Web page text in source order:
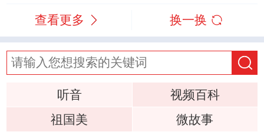
查看更多 换一换
听音
视频百科
祖国美
微故事